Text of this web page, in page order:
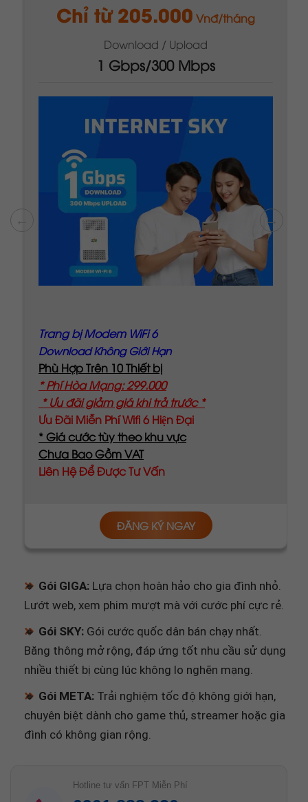
Chỉ từ 295.000Vnđ/tháng
Download / Upload
1 Gbps/1 Gbps
Trang bị Modem WiFi 6
* Phí Hòa Mạng: 299.000
* Ưu đãi giảm giá khi trả trước *
Ưu Đãi Miễn Phí Wifi 6 Hiện Đại
* Giá cước tùy theo khu vực
Chưa Bao Gồm VAT
Liên Hệ Để Được Tư Vấn
ĐĂNG KÝ NGAY
Lựa chọn hoàn hảo cho gia đình nhỏ.
Lướt web, xem phim mượt mà với cước phí cực rẻ.
Gói cước quốc dân bán chạy nhất.
Băng thông mở rộng, đáp ứng tốt nhu cầu sử dụng
nhiều thiết bị cùng lúc không lo nghẽn mạng.
Trải nghiệm tốc độ không giới hạn,
chuyên biệt dành cho game thủ, streamer hoặc gia
0901.888.220